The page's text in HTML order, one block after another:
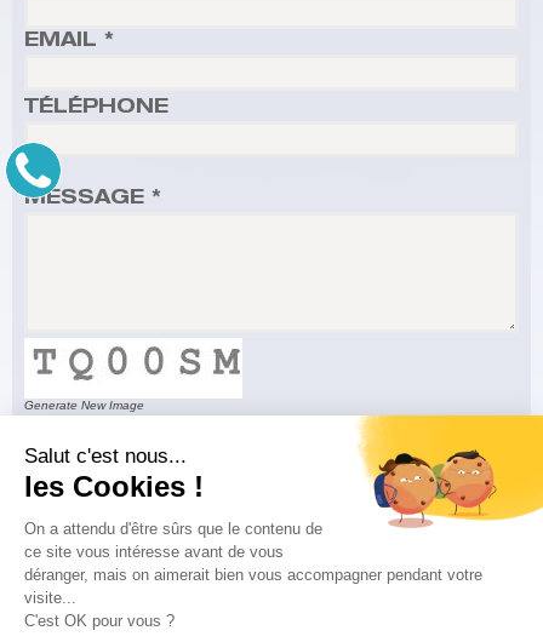
EMAIL *
TÉLÉPHONE
MESSAGE *
Generate New Image
TYPE THE CODE FROM THE IMAGE